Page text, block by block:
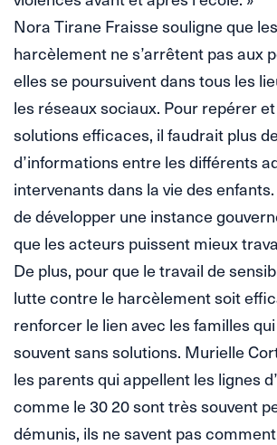
Nora Tirane Fraisse souligne que
harcèlement ne s’arrêtent pas aux
elles se poursuivent dans tous les
les réseaux sociaux. Pour repérer
solutions efficaces, il faudrait plus
d’informations entre les différents
intervenants dans la vie des
de développer une instance
que les acteurs puissent mieux
De plus, pour que le travail de
lutte contre le harcèlement soit
renforcer le lien avec les familles
souvent sans solutions. Murielle
les parents qui appellent les lignes
comme le 30 20 sont très souvent
démunis, ils ne savent pas